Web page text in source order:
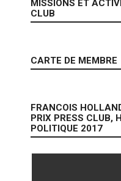
MISSIONS ET
CLUB
CARTE DE MEMBRE
FRANCOIS
PRIX PRESS CLUB,
POLITIQUE 2017